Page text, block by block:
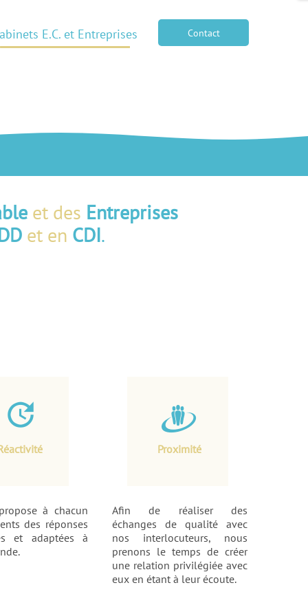
E.C. et Entreprises Contact
et des Entreprises
et en CDI.
update 
Proximité
à chacun
des réponses
et adaptées à
Afin de réaliser des
échanges de qualité avec
nos interlocuteurs, nous
prenons le temps de créer
une relation privilégiée avec
eux en étant à leur écoute.